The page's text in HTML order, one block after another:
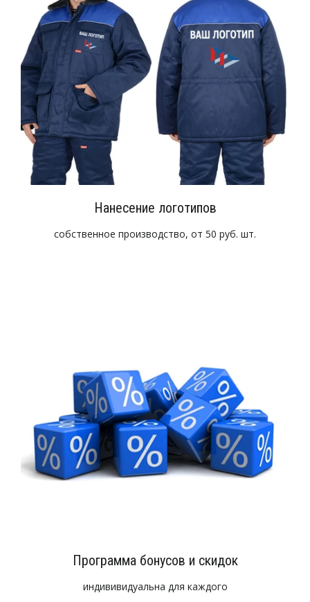
Нанесение логотипов
собственное производство, от 50 руб. шт.
Программа бонусов и скидок
индививидуальна для каждого